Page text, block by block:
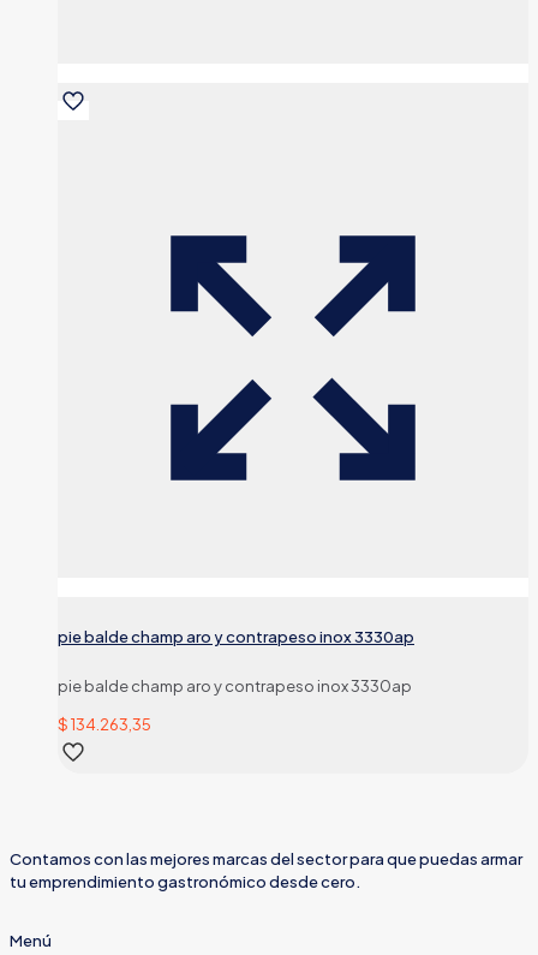
pie balde champ aro y contrapeso inox 3330ap
pie balde champ aro y contrapeso inox 3330ap
$134.263,35
Contamos con las mejores marcas del sector para que puedas armar
tu emprendimiento gastronómico desde cero.
Menú